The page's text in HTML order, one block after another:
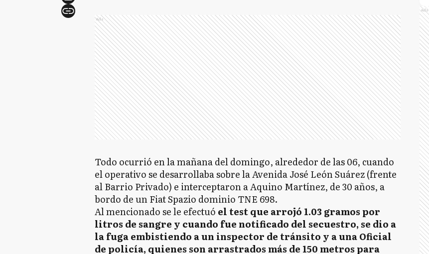
Ads
Todo ocurrió en la mañana del domingo, alrededor de las 06, cuando
el operativo se desarrollaba sobre la Avenida José León Suárez (frente
al Barrio Privado) e interceptaron a Aquino Martínez, de 30 años, a
bordo de un Fiat Spazio dominio TNE 698.
Al mencionado se le efectuó el test que arrojó 1.03 gramos por
litros de sangre y cuando fue notificado del secuestro, se dio a
la fuga embistiendo a un inspector de tránsito y a una Oficial
de policía, quienes son arrastrados más de 150 metros para
Ads